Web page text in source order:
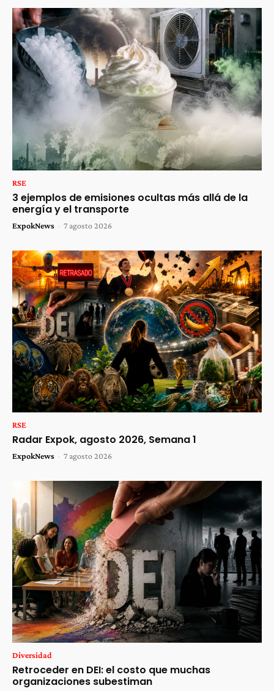
RSE
3 ejemplos de emisiones ocultas más allá de la
energía y el transporte
ExpokNews - 7 agosto 2026
RSE
Radar Expok, agosto 2026, Semana 1
ExpokNews - 7 agosto 2026
Diversidad
Retroceder en DEI: el costo que muchas
organizaciones subestiman